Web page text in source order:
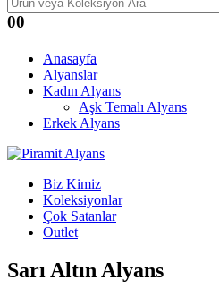
00
Anasayfa
Alyanslar
Kadın Alyans
Aşk Temalı Alyans
Erkek Alyans
Biz Kimiz
Koleksiyonlar
Çok Satanlar
Outlet
Sarı Altın Alyans